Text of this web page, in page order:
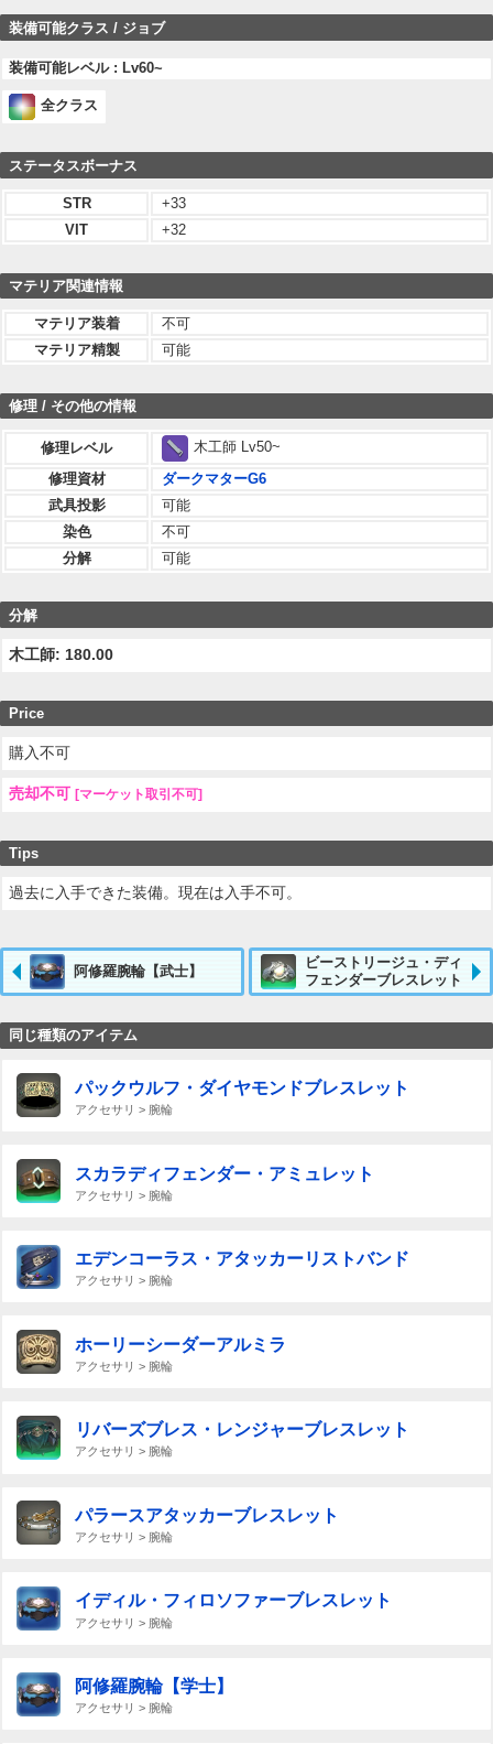
装備可能クラス / ジョブ
装備可能レベル : Lv60~
全クラス
ステータスボーナス
STR
+33
VIT
+32
マテリア関連情報
マテリア装着
不可
マテリア精製
可能
修理 / その他の情報
修理レベル
木工師 Lv50~
修理資材
ダークマターG6
武具投影
可能
染色
不可
分解
可能
分解
木工師: 180.00
Price
購入不可
売却不可 [マーケット取引不可]
Tips
過去に入手できた装備。現在は入手不可。
阿修羅腕輪【武士】
ビーストリージュ・ディ
フェンダーブレスレット
同じ種類のアイテム
パックウルフ・ダイヤモンドブレスレット
アクセサリ > 腕輪
スカラディフェンダー・アミュレット
アクセサリ > 腕輪
エデンコーラス・アタッカーリストバンド
アクセサリ > 腕輪
ホーリーシーダーアルミラ
アクセサリ > 腕輪
リバーズブレス・レンジャーブレスレット
アクセサリ > 腕輪
パラースアタッカーブレスレット
アクセサリ > 腕輪
イディル・フィロソファーブレスレット
アクセサリ > 腕輪
阿修羅腕輪【学士】
アクセサリ > 腕輪